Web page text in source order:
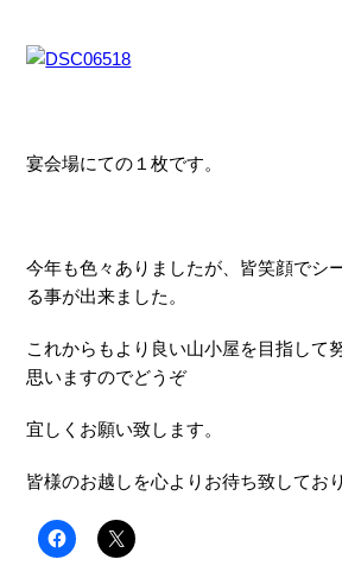
宴会場にての１枚です。
今年も色々ありましたが、皆笑顔でシ
る事が出来ました。
これからもより良い山小屋を目指して
思いますのでどうぞ
宜しくお願い致します。
皆様のお越しを心よりお待ち致してお